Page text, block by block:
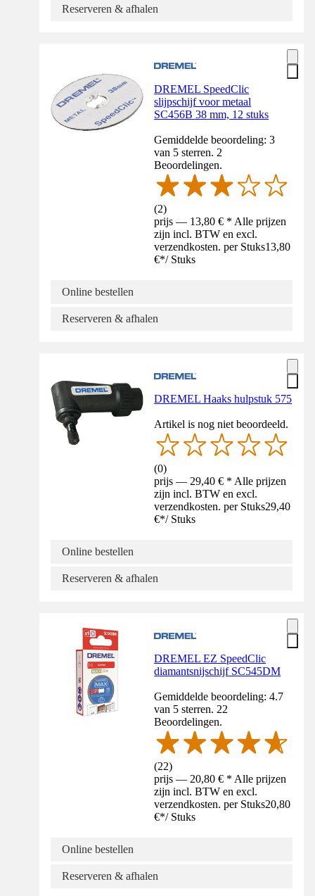
Reserveren & afhalen
DREMEL SpeedClic
slijpschijf voor metaal
SC456B 38 mm, 12 stuks
Gemiddelde beoordeling: 3
van 5 sterren. 2
Beoordelingen.
(2)
prijs — 13,80 € * Alle prijzen
zijn incl. BTW en excl.
verzendkosten. per Stuks13,80
€*/ Stuks
Online bestellen
Reserveren & afhalen
DREMEL Haaks hulpstuk 575
Artikel is nog niet beoordeeld.
(0)
prijs — 29,40 € * Alle prijzen
zijn incl. BTW en excl.
verzendkosten. per Stuks29,40
€*/ Stuks
Online bestellen
Reserveren & afhalen
DREMEL EZ SpeedClic
diamantsnijschijf SC545DM
Gemiddelde beoordeling: 4.7
van 5 sterren. 22
Beoordelingen.
(22)
prijs — 20,80 € * Alle prijzen
zijn incl. BTW en excl.
verzendkosten. per Stuks20,80
€*/ Stuks
Online bestellen
Reserveren & afhalen